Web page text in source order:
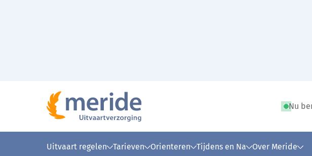
Nu
Uitvaart regelen Tarieven Orienteren Tijdens en Na Over Meride
Lees voor Uitleg woorden Simpele tekst